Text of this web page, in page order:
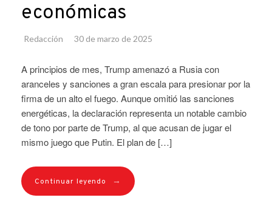
económicas
Redacción 30 de marzo de 2025
A principios de mes, Trump amenazó a Rusia con
aranceles y sanciones a gran escala para presionar por la
firma de un alto el fuego. Aunque omitió las sanciones
energéticas, la declaración representa un notable cambio
de tono por parte de Trump, al que acusan de jugar el
mismo juego que Putin. El plan de […]
Continuar leyendo →